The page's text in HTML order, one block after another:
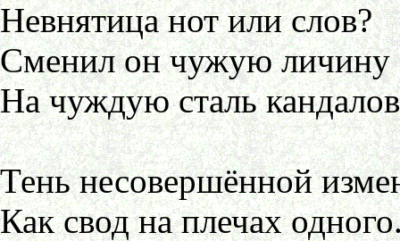
Невнятица нот или слов?
Сменил он чужую личину
На чуждую сталь
Тень несовершённой
Как свод на плечах